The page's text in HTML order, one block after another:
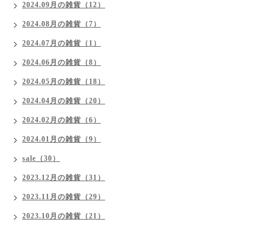
2024.09月の雑貨（12）
2024.08月の雑貨（7）
2024.07月の雑貨（1）
2024.06月の雑貨（8）
2024.05月の雑貨（18）
2024.04月の雑貨（20）
2024.02月の雑貨（6）
2024.01月の雑貨（9）
sale（30）
2023.12月の雑貨（31）
2023.11月の雑貨（29）
2023.10月の雑貨（21）